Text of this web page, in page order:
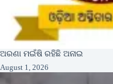
ଅରଣା ମଇଁଷି ରହିଛି ଅନାଇ
August 1, 2026